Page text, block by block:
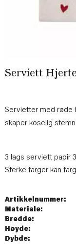
Serviett
Servietter med røde
skaper koselig
3 lags serviett papir
Sterke farger kan
Artikkelnummer:
Materiale:
Bredde:
Høyde:
Dybde: